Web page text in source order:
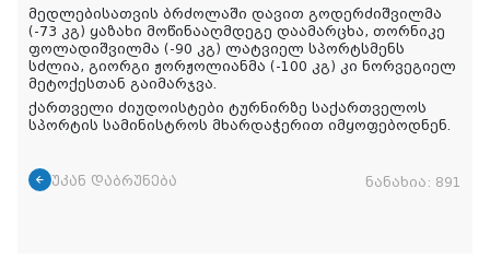
მედლებისათვის ბრძოლაში დავით გოდერძიშვილმა
(-73 კგ) ყაზახი მოწინააღმდეგე დაამარცხა, თორნიკე
ფოლადიშვილმა (-90 კგ) ლატვიელ სპორტსმენს
სძლია, გიორგი ჟორჟოლიანმა (-100 კგ) კი ნორვეგიელ
მეტოქესთან გაიმარჯვა.
ქართველი ძიუდოისტები ტურნირზე საქართველოს
სპორტის სამინისტროს მხარდაჭერით იმყოფებოდნენ.
უკან დაბრუნება ნანახია: 891